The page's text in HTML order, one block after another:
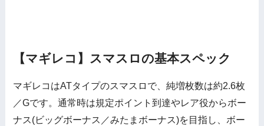
【マギレコ】スマスロの基本スペック
マギレコはATタイプのスマスロで、純増枚数は約2.6枚
／Gです。通常時は規定ポイント到達やレア役からボー
ナス(ビッグボーナス／みたまボーナス)を目指し、ボー